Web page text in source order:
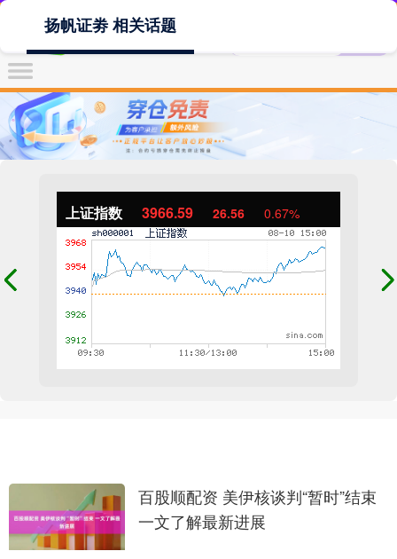
上证指数 3966.59 26.56 0.67%
扬帆证劵 相关话题
百股顺配资 美伊核谈判“暂时”结束
一文了解最新进展